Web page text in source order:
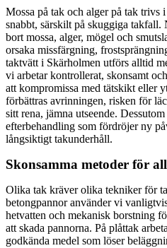
Mossa på tak och alger på tak trivs
snabbt, särskilt på skuggiga takfall.
bort mossa, alger, mögel och
orsaka missfärgning,
taktvätt i Skärholmen utförs alltid
vi arbetar kontrollerat, skonsamt
att kompromissa med tätskikt eller
förbättras avrinningen, risken för
sitt rena, jämna utseende.
efterbehandling som fördröjer ny
långsiktigt takunderhåll.
Skonsamma metoder för
Olika tak kräver olika tekniker för
betongpannor använder vi
hetvatten och mekanisk borstning
att skada pannorna. På plåttak
godkända medel som löser